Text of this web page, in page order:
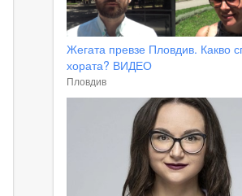
Жегата превзе Пловдив. Какво
хората? ВИДЕО
Пловдив